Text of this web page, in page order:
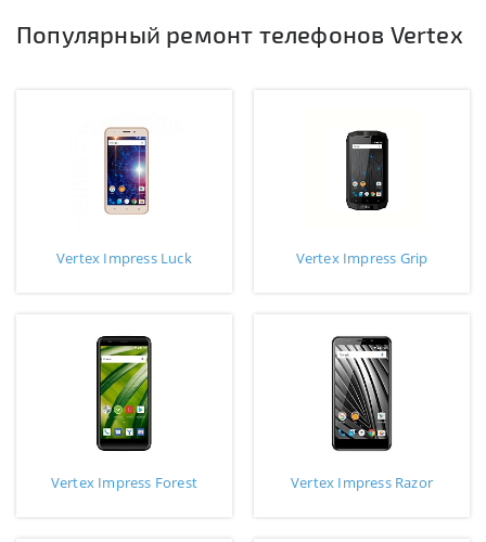
Популярный ремонт телефонов Vertex
Vertex Impress Luck Vertex Impress Grip
Vertex Impress Forest Vertex Impress Razor